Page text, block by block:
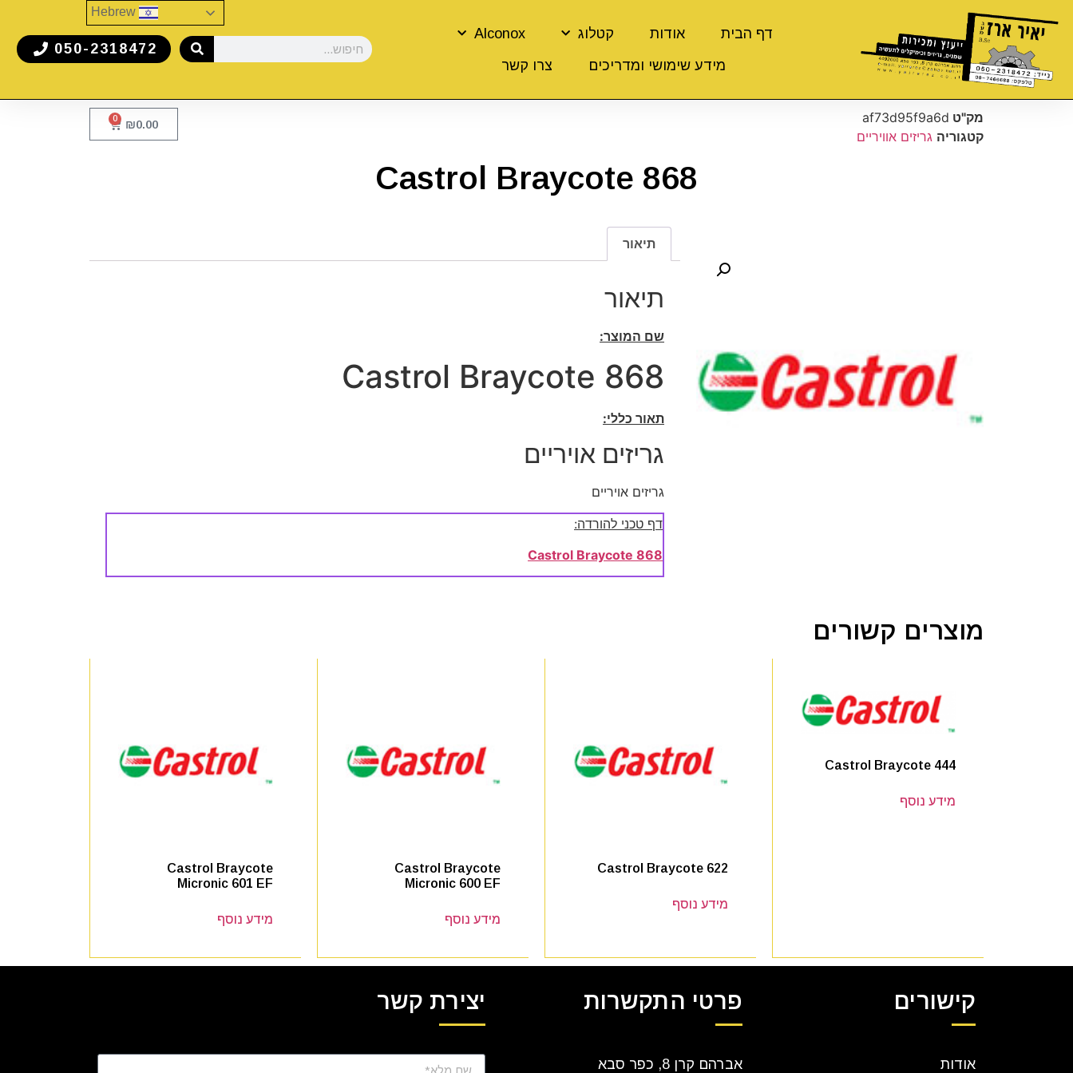
דף הבית אודות קטלוג
Alconox
מידע שימושי ומדריכים
צרו קשר
050-2318472
מק"ט af73d95f9a6d
קטגוריה גריזים אוויריים
₪0.00
0
Castrol Braycote 868
תיאור
תיאור
שם המוצר:
Castrol Braycote 868
תאור כללי:
גריזים אויריים
גריזים אויריים
דף טכני להורדה:
Castrol Braycote 868
מוצרים קשורים
Castrol Braycote 444
מידע נוסף
Castrol Braycote 622
מידע נוסף
Castrol Braycote
Micronic 600 EF
מידע נוסף
Castrol Braycote
Micronic 601 EF
מידע נוסף
קישורים
אודות
פרטי התקשרות
אברהם קרן 8, כפר סבא
יצירת קשר
Hebrew